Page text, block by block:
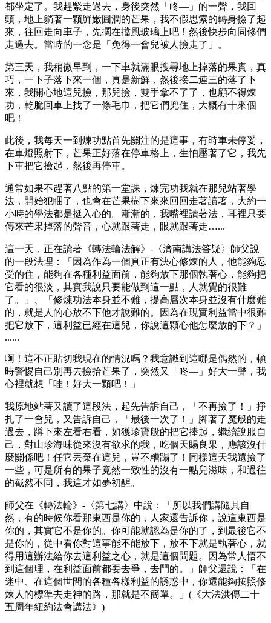
都坐定了。我趕緊走過去，身後突然「咚—」的一聲，我回
頭，地上躺著一顆鮮嫩圓潤的芒果，我不假思索的轉身撿了起
來，往回走向車子，先擱在擋風玻璃上吧！然後快步向同修們
走過去。當時的一念是「免得一會兒被人撿走了」。
第三天，我稍微早到，一下車就滿眼搜尋地上掉落的果實，真
巧，一下子落下來一個，真是新鮮，然後接二連三的落了下
來，我開心地這兒撿，那兒撿，雙手拿不了了，也顧不得煉
功，乾脆回車上找了一條毛巾，把它們兜住，大概有十來個
吧！
此後，我每天一到煉功點首先關注的是這事，有時車未停妥，
在車燈照射下，芒果正好落在停車格上，生怕壓著了它，我先
下車把它撿起，然後再停車。
通常如果不趕著八點的第一堂課，煉完功我就在那兒站著學
法，開始犯睏了，也會在芒果樹下來來回回走著讀著，大約一
小時的學法都是挺入心的。漸漸的，我嘴裡讀著法，耳裡只要
傳來芒果掉落的聲音，心就跟著走，眼就跟著走…...
這一天，正在讀著《轉法輪法解》-〈濟南講法答疑〉師父說
的一段法理：「因為作為一個真正有決心修煉的人，他能夠忍
受的住，能夠在各種利益面前，能夠放下那個執著心，能夠把
它看的很淡，其實我說只要能做到這一點，人就覺的很難
了。」、「修煉功法本身並不難，提高層次本身並沒有什麼難
的，就是人的心放不下他才說難的。因為在現實利益當中很難
把它放下，這利益已經在這兒，你說這顆心他怎麼放的下？」
......
啊！這不正貼切我現在的情況嗎？我意識到這哪是偶然的，頓
時警惕自己別再去撿拾芒果了，突然又「咚—」好大一聲，我
心裡就想「哇！好大一顆吧！」
我原地站著又讀了這段法，起先告訴自己，「不再撿了！」掙
扎了一會兒，又告訴自己，「最後一次了！」腳著了魔般的走
過去，蹲下來左看右看，如獲珍寶般的把它捧起，繼續說服自
己，對山珍海味從來沒有欲求的我，吃個天賜良果，應該沒什
麼關係吧！任它丟棄在這兒，豈不糟蹋了！同樣這天我還撿了
一些，可是所有的果子竟然一致性的沒有一點兒滋味，和過往
的截然不同，我這才如夢初醒。
師父在《轉法輪》-〈第七講〉中說：「所以我們講隨其自
然，有的時候你看那東西是你的，人家還告訴你，說這東西是
你的，其實它不是你的。你可能就認為是你的了，到最後它不
是你的，從中看你對這事能不能放下，放不下就是執著心，就
得用這辦法給你去這利益之心，就是這個問題。因為常人悟不
到這個理，在利益面前都要去爭，去鬥的。」師父還說：「在
迷中、在這個世間的各種各樣利益的誘惑中，你還能夠按照修
煉人的標準去走神的路，那就是不簡單。」(《大法洪傳二十
五周年紐約法會講法》)